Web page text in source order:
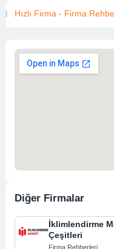
Hızlı Firma - Firma
Diğer Firmalar
İklimlendirme
Çeşitleri
Firma Rehberleri